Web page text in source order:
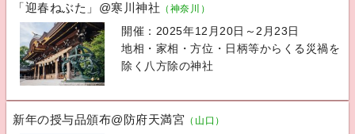
「迎春ねぶた」@寒川神社 （神奈川）
開催：2025年12月20日～2月23日
地相・家相・方位・日柄等からくる災禍を
除く八方除の神社
新年の授与品頒布@防府天満宮 （山口）